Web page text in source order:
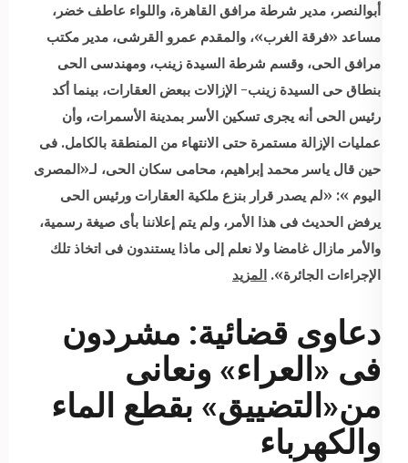
أبوالنصر، مدير شرطة مرافق القاهرة، واللواء عاطف خضر،
مساعد «فرقة الغرب»، والمقدم عمرو القرشى، مدير مكتب
مرافق الحى، وقسم شرطة السيدة زينب، ومهندسى الحى
بنطاق حى السيدة زينب- الإزالات ببعض العقارات، بينما أكد
رئيس الحى أنه يجرى تسكين الأسر بمدينة الأسمرات، وأن
عمليات الإزالة مستمرة حتى الانتهاء من المنطقة بالكامل. فى
حين قال ياسر محمد إبراهيم، محامى سكان الحى، لـ«المصرى
اليوم »: «لم يصدر قرار بنزع ملكية العقارات ورئيس الحى
يرفض الحديث فى هذا الأمر، ولم يتم إعلاننا بأى صيغة رسمية،
والأمر مازال غامضا ولا نعلم إلى ماذا يستندون فى اتخاذ تلك
الإجراءات الجائرة». المزيد
دعاوى قضائية: مشردون
فى «العراء» ونعانى
من«التضييق» بقطع الماء
والكهرباء